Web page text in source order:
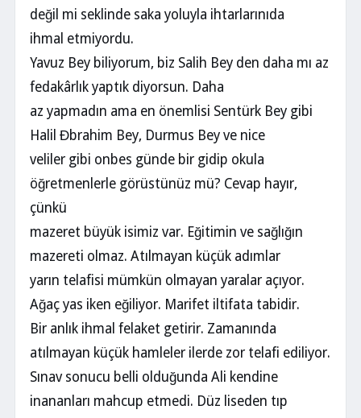
değil mi seklinde saka yoluyla ihtarlarınıda
ihmal etmiyordu.
Yavuz Bey biliyorum, biz Salih Bey den daha mı az
fedakârlık yaptık diyorsun. Daha
az yapmadın ama en önemlisi Sentürk Bey gibi
Halil Đbrahim Bey, Durmus Bey ve nice
veliler gibi onbes günde bir gidip okula
öğretmenlerle görüstünüz mü? Cevap hayır,
çünkü
mazeret büyük isimiz var. Eğitimin ve sağlığın
mazereti olmaz. Atılmayan küçük adımlar
yarın telafisi mümkün olmayan yaralar açıyor.
Ağaç yas iken eğiliyor. Marifet iltifata tabidir.
Bir anlık ihmal felaket getirir. Zamanında
atılmayan küçük hamleler ilerde zor telafi ediliyor.
Sınav sonucu belli olduğunda Ali kendine
inananları mahcup etmedi. Düz liseden tıp